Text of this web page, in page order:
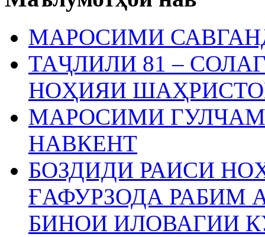
МАРОСИМИ
ТАҶЛИЛИ 81 –
НОҲИЯИ
МАРОСИМИ
НАВКЕНТ
БОЗДИДИ РАИСИ
ҒАФУРЗОДА РАБИМ
БИНОИ ИЛОВАГИИ